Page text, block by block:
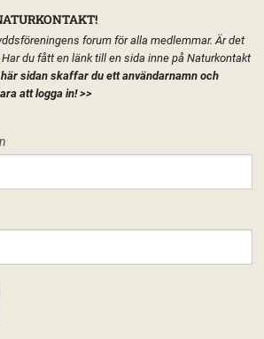
RIKSFÖRENINGEN
forum för alla medlemmar. Är det
du fått en länk till en sida inne på Naturkontakt
här sidan skaffar du ett användarnamn och
att logga in!>>